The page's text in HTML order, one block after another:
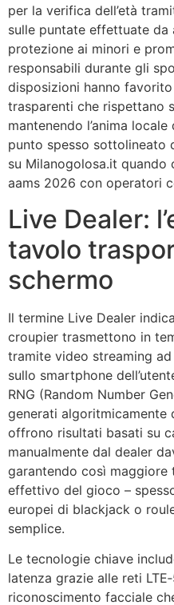
per la verifica dell’età
sulle puntate effettuate da
protezione ai minori e
responsabili durante gli
disposizioni hanno
trasparenti che rispettano
mantenendo l’anima
punto spesso sottolineato
su Milanogolosa.it
aams 2026 con operatori
Live Dealer:
tavolo
schermo
Il termine Live Dealer
croupier trasmettono in
tramite video streaming
sullo smartphone
RNG (Random Number
generati algoritmicamente
offrono risultati basati su
manualmente dal dealer
garantendo così maggiore
effettivo del gioco –
europei di blackjack o
semplice​.
Le tecnologie chiave
latenza grazie alle reti
riconoscimento facciale